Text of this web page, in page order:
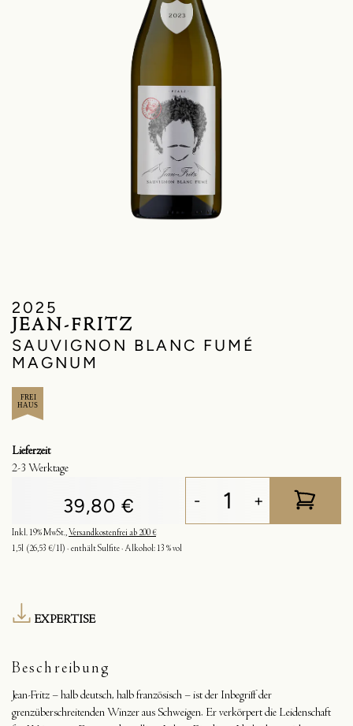
2025
JEAN-FRITZ
SAUVIGNON BLANC FUMÉ
MAGNUM
Lieferzeit
2-3 Werktage
39,80 €
Inkl. 19% MwSt., Versandkostenfrei ab 200 €
- +
1,5l (26,53 €/1l) enthält Sulfite Alkohol: 13 % vol
EXPERTISE
Beschreibung
Jean-Fritz – halb deutsch, halb französisch – ist der Inbegriff der
grenzüberschreitenden Winzer aus Schweigen. Er verkörpert die Leidenschaft